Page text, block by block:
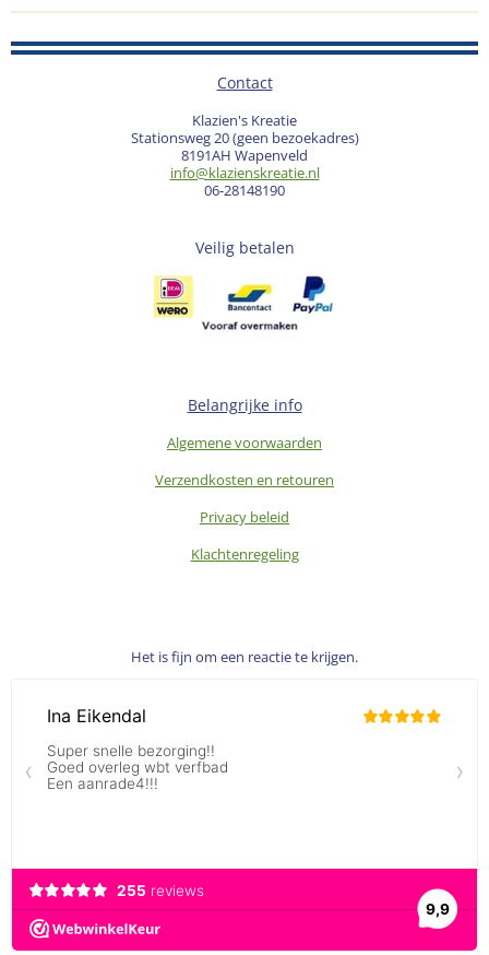
Contact
Klazien's Kreatie
Stationsweg 20 (geen bezoekadres)
8191AH Wapenveld
info@klazienskreatie.nl
06-28148190
Veilig betalen
Belangrijke info
Algemene voorwaarden
Verzendkosten en retouren
Privacy beleid
Klachtenregeling
Het is fijn om een reactie te krijgen.